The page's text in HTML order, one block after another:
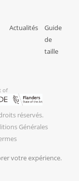
votre expérience.
Actualités
Guide
de
taille
of
réservés.
Générales